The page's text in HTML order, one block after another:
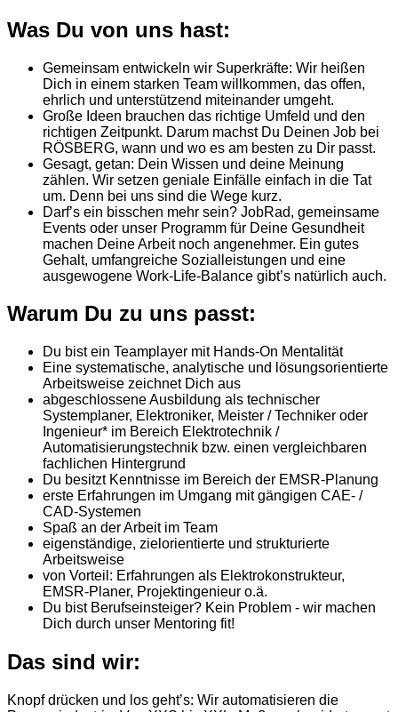
Was Du von uns hast:
Gemeinsam entwickeln wir Superkräfte: Wir heißen
Dich in einem starken Team willkommen, das offen,
ehrlich und unterstützend miteinander umgeht.
Große Ideen brauchen das richtige Umfeld und den
richtigen Zeitpunkt. Darum machst Du Deinen Job bei
RÖSBERG, wann und wo es am besten zu Dir passt.
Gesagt, getan: Dein Wissen und deine Meinung
zählen. Wir setzen geniale Einfälle einfach in die Tat
um. Denn bei uns sind die Wege kurz.
Darf’s ein bisschen mehr sein? JobRad, gemeinsame
Events oder unser Programm für Deine Gesundheit
machen Deine Arbeit noch angenehmer. Ein gutes
Gehalt, umfangreiche Sozialleistungen und eine
ausgewogene Work-Life-Balance gibt’s natürlich auch.
Warum Du zu uns passt:
Du bist ein Teamplayer mit Hands-On Mentalität
Eine systematische, analytische und lösungsorientierte
Arbeitsweise zeichnet Dich aus
abgeschlossene Ausbildung als technischer
Systemplaner, Elektroniker, Meister / Techniker oder
Ingenieur* im Bereich Elektrotechnik /
Automatisierungstechnik bzw. einen vergleichbaren
fachlichen Hintergrund
Du besitzt Kenntnisse im Bereich der EMSR-Planung
erste Erfahrungen im Umgang mit gängigen CAE- /
CAD-Systemen
Spaß an der Arbeit im Team
eigenständige, zielorientierte und strukturierte
Arbeitsweise
von Vorteil: Erfahrungen als Elektrokonstrukteur,
EMSR-Planer, Projektingenieur o.ä.
Du bist Berufseinsteiger? Kein Problem - wir machen
Dich durch unser Mentoring fit!
Das sind wir:
Knopf drücken und los geht’s: Wir automatisieren die